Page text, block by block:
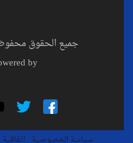
جميع الحقوق محفوظة
by
سياسة الخصوصية